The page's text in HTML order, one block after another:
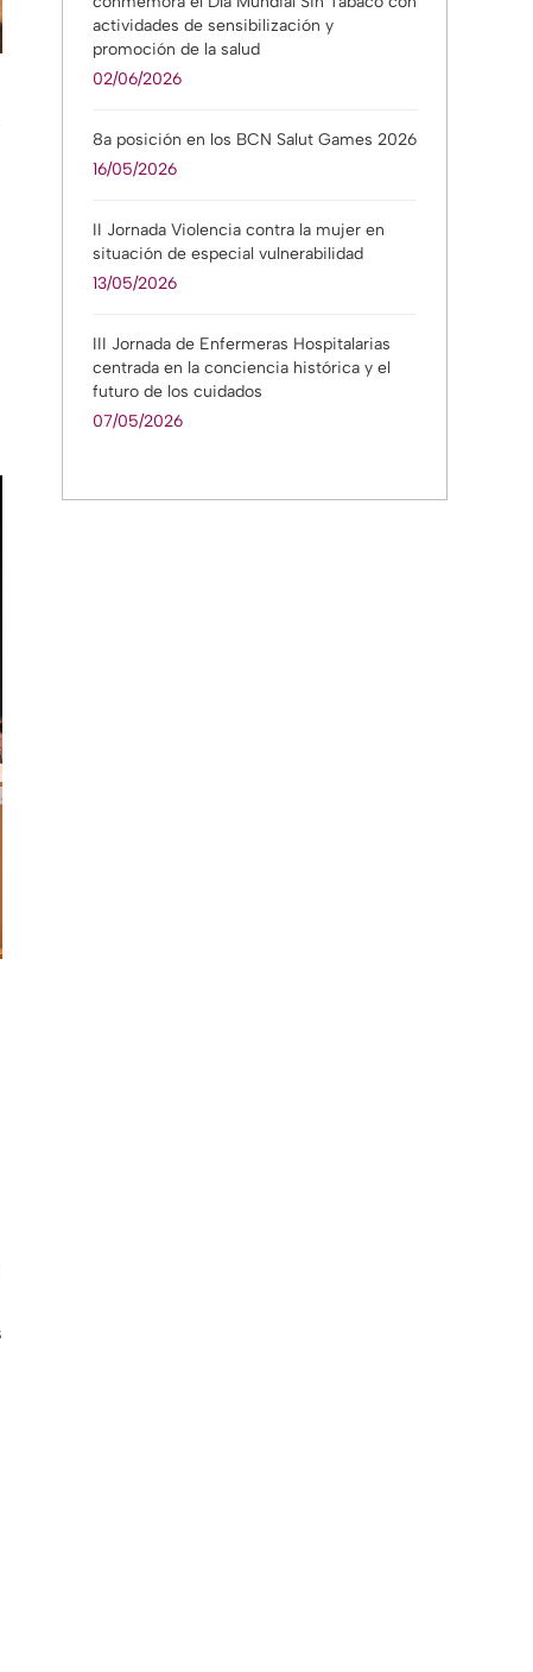
actividades de sensibilización y
promoción de la salud
02/06/2026
8a posición en los BCN Salut Games 2026
16/05/2026
II Jornada Violencia contra la mujer en
situación de especial vulnerabilidad
13/05/2026
III Jornada de Enfermeras Hospitalarias
centrada en la conciencia histórica y el
futuro de los cuidados
07/05/2026